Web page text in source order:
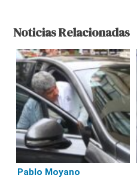
Noticias Relacionadas
Pablo Moyano